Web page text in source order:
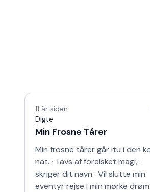
11 år siden
Digte
Min Frosne Tårer
Min frosne tårer går itu i den
nat. · Tavs af forelsket magi, ·
skriger dit navn · Vil slutte min
eventyr rejse i min mørke drøm